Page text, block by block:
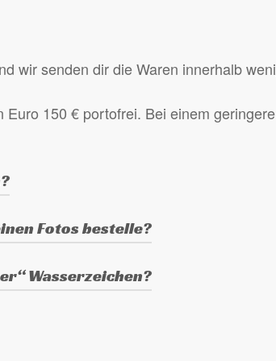
wir senden dir die Waren innerhalb
150 € portofrei. Bei einem
das Produkt aus (3 oder 5 Fotos
am Ende des Bestellvorgangs.
Fotos bestelle?
verwendeter Kamera haben sie eine
Wasserzeichen?